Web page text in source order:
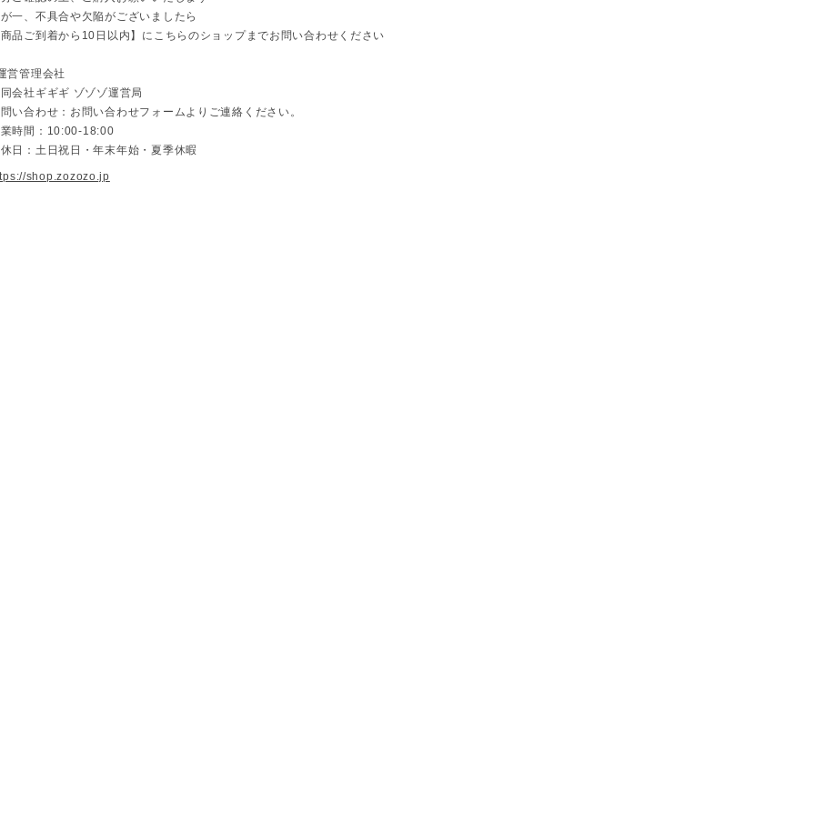
一、不具合や欠陥がございましたら
品ご到着から10日以内】にこちらのショップまでお問い合わせください
営管理会社
会社ギギギ ゾゾゾ運営局
い合わせ：お問い合わせフォームよりご連絡ください。
時間：10:00-18:00
日：土日祝日・年末年始・夏季休暇
shop.zozozo.jp